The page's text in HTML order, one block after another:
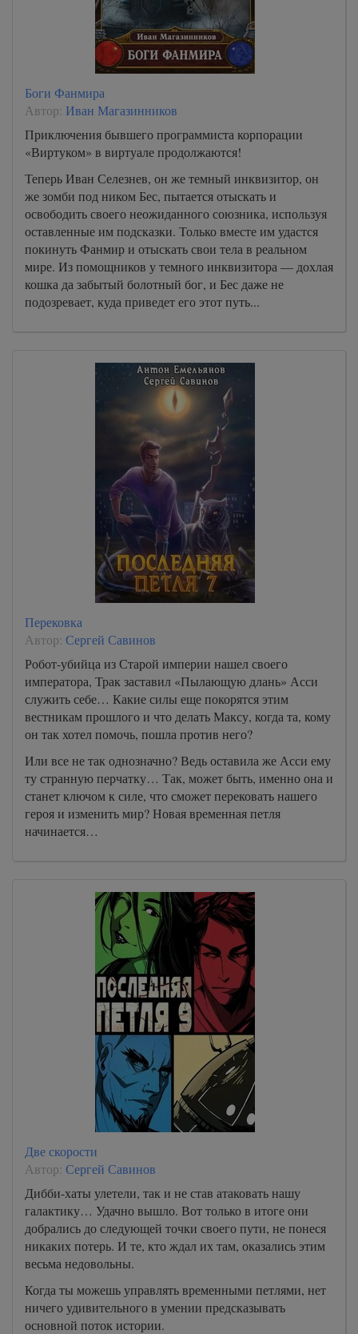
Боги Фанмира
Автор: Иван Магазинников
Приключения бывшего программиста корпорации
«Виртуком» в виртуале продолжаются!
Теперь Иван Селезнев, он же темный инквизитор, он
же зомби под ником Бес, пытается отыскать и
освободить своего неожиданного союзника, используя
оставленные им подсказки. Только вместе им удастся
покинуть Фанмир и отыскать свои тела в реальном
мире. Из помощников у темного инквизитора — дохлая
кошка да забытый болотный бог, и Бес даже не
подозревает, куда приведет его этот путь...
Перековка
Автор: Сергей Савинов
Робот-убийца из Старой империи нашел своего
императора, Трак заставил «Пылающую длань» Асси
служить себе… Какие силы еще покорятся этим
вестникам прошлого и что делать Максу, когда та, кому
он так хотел помочь, пошла против него?
Или все не так однозначно? Ведь оставила же Асси ему
ту странную перчатку… Так, может быть, именно она и
станет ключом к силе, что сможет перековать нашего
героя и изменить мир? Новая временная петля
начинается…
Две скорости
Автор: Сергей Савинов
Дибби-хаты улетели, так и не став атаковать нашу
галактику… Удачно вышло. Вот только в итоге они
добрались до следующей точки своего пути, не понеся
никаких потерь. И те, кто ждал их там, оказались этим
весьма недовольны.
Когда ты можешь управлять временными петлями, нет
ничего удивительного в умении предсказывать
основной поток истории.